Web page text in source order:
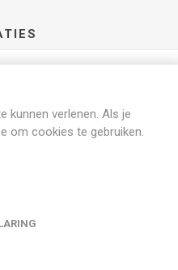
kunnen verlenen. Als je
om cookies te gebruiken.